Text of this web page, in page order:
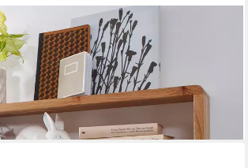
3er Set e Massivholz Holzregal
3er Set Akazie Massivholz Rechteckig
Schwebend, Wandboard Echtholz Regal
bei dir